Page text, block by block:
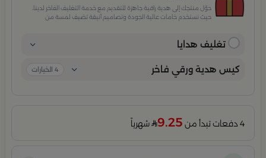
حوّل منتجك إلى هدية راقية جاهزة للتقديم مع خدمة التغليف الفاخر لدينا،
حيث نستخدم خامات عالية الجودة وتصاميم أنيقة تضيف لمسة من
تغليف هدايا
كيس هدية ورقي فاخر 4 الخيارات
4 دفعات تبدأ من 9.25 شهرياً